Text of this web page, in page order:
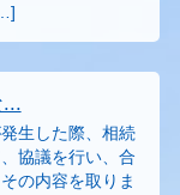
生した際、相続
協議を行い、合
の内容を取りま